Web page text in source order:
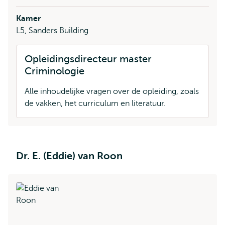
Kamer
L5, Sanders Building
Opleidingsdirecteur master
Criminologie
Alle inhoudelijke vragen over de opleiding, zoals
de vakken, het curriculum en literatuur.
Dr. E. (Eddie) van Roon